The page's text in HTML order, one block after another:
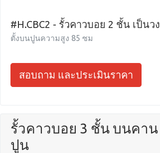
#H.CBC2 - รั้วคาวบอย 2 ชั้น เป็นวง
ตั้งบนปูนความสูง 85 ซม
สอบถาม และประเมินราคา
รั้วคาวบอย 3 ชั้น บนคาน
ปูน